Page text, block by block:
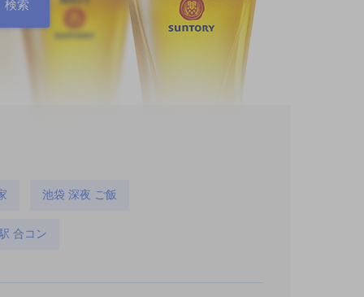
池袋 深夜 ご飯
合コン